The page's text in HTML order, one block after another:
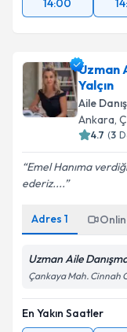
14:00
Uzman
Yalçın
Aile
Ankara,
4.7 (3
Emel Hanıma
ederiz....
Adres 1
Uzman Aile
Çankaya Mah. Cinnah
En Yakın Saatler